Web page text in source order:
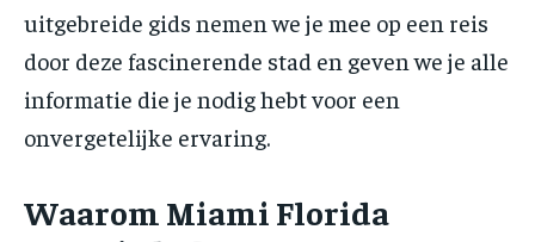
uitgebreide gids nemen we je mee op een reis
door deze fascinerende stad en geven we je alle
informatie die je nodig hebt voor een
onvergetelijke ervaring.
Waarom Miami Florida